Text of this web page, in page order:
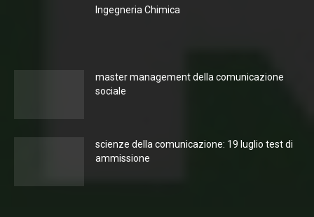
Ingegneria Chimica
master management della comunicazione
sociale
scienze della comunicazione: 19 luglio test di
ammissione